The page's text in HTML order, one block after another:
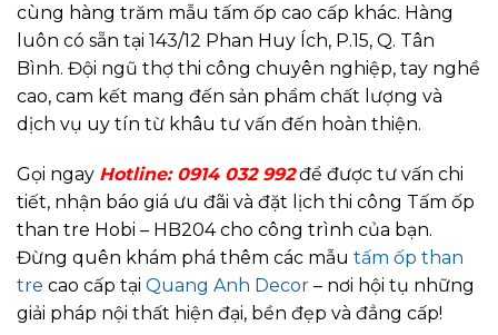
cùng hàng trăm mẫu tấm ốp cao cấp khác. Hàng
luôn có sẵn tại 143/12 Phan Huy Ích, P.15, Q. Tân
Bình. Đội ngũ thợ thi công chuyên nghiệp, tay nghề
cao, cam kết mang đến sản phẩm chất lượng và
dịch vụ uy tín từ khâu tư vấn đến hoàn thiện.
Gọi ngay Hotline: 0914 032 992để được tư vấn chi
tiết, nhận báo giá ưu đãi và đặt lịch thi công Tấm ốp
than tre Hobi – HB204 cho công trình của bạn.
Đừng quên khám phá thêm các mẫu tấm ốp than
tre cao cấp tại Quang Anh Decor – nơi hội tụ những
giải pháp nội thất hiện đại, bền đẹp và đẳng cấp!